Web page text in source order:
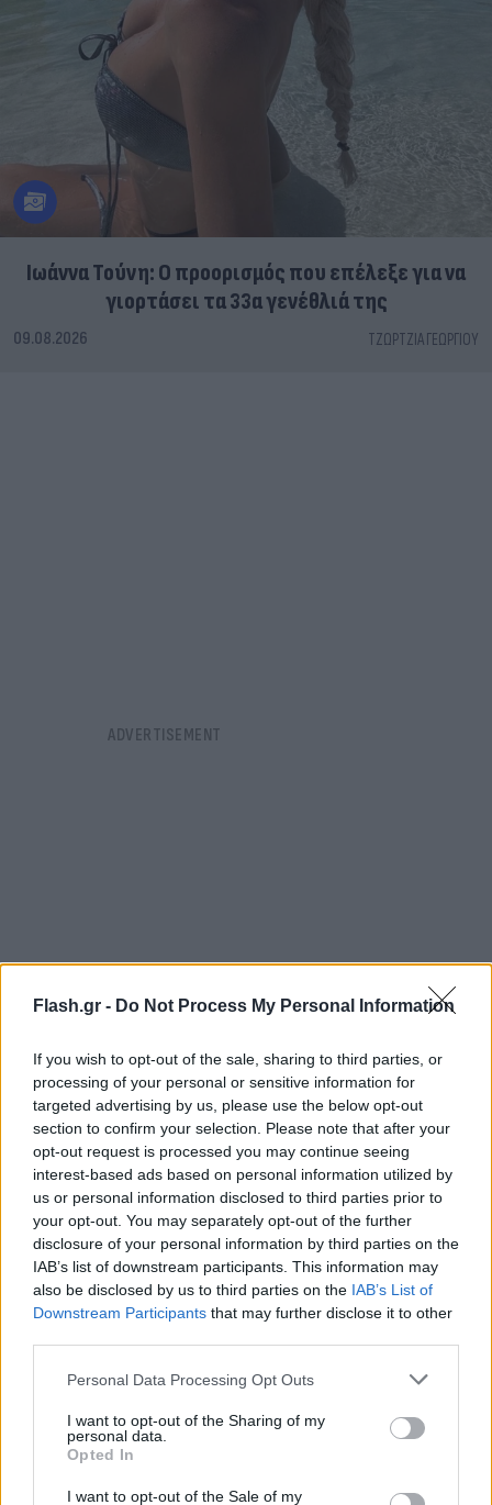
Flash.gr - Do Not Process My Personal Information
If you wish to opt-out of the sale, sharing to third parties, or
processing of your personal or sensitive information for
targeted advertising by us, please use the below opt-out
section to confirm your selection. Please note that after your
opt-out request is processed you may continue seeing
interest-based ads based on personal information utilized by
us or personal information disclosed to third parties prior to
your opt-out. You may separately opt-out of the further
disclosure of your personal information by third parties on the
IAB’s list of downstream participants. This information may
also be disclosed by us to third parties on the IAB’s List of
Downstream Participants that may further disclose it to other
Please note that this website/app uses one or more Google
not limited to your visit or usage behaviour. You may click to
grant or deny consent to Google and its third-party tags to
use your data for below specified purposes in below Google
consent section.
Personal Data Processing Opt Outs
I want to opt-out of the Sharing of my
personal data.
Opted In
I want to opt-out of the Sale of my
Ιωάννα Τούνη: Ο προορισμός που επέλεξε για να
γιορτάσει τα 33α γενέθλιά της
09.08.2026 ΤΖΏΡΤΖΙΑ ΓΕΩΡΓΊΟΥ
FLASH FOCUS